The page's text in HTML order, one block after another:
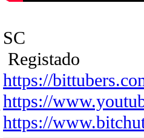
SC
Registado
https://
https://
https://